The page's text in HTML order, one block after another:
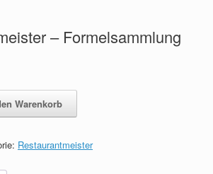
– Formelsammlung
Warenkorb
Restaurantmeister